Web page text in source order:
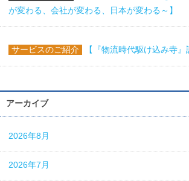
が変わる、会社が変わる、日本が変わる～】
サービスのご紹介 【『物流時代駆け込み寺』
アーカイブ
2026年8月
2026年7月